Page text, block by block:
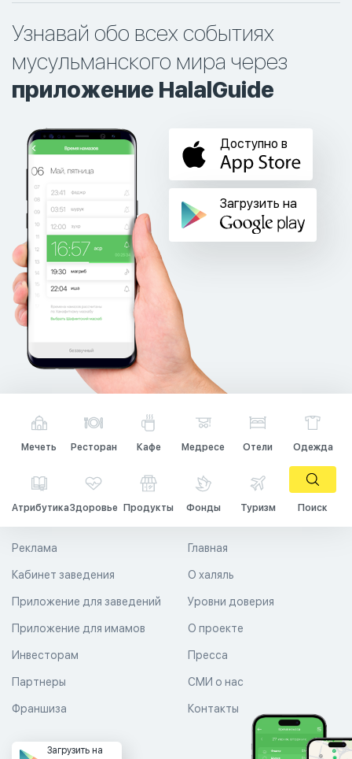
Узнавай обо всех событиях
мусульманского мира через
приложение HalalGuide
Доступно в
Загрузить на
Мечеть Ресторан Кафе Медресе Отели Одежда
АтрибутикаЗдоровье Продукты Фонды Туризм Поиск
Главная
О халяль
Уровни доверия
Реклама
Кабинет заведения
Приложение для заведений
Приложение для имамов О проекте
Пресса
СМИ о нас
Контакты
Инвесторам
Партнеры
Франшиза
Загрузить на